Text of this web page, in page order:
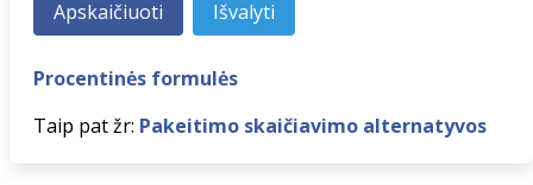
Procentinės formulės
Taip pat žr: Pakeitimo skaičiavimo alternatyvos